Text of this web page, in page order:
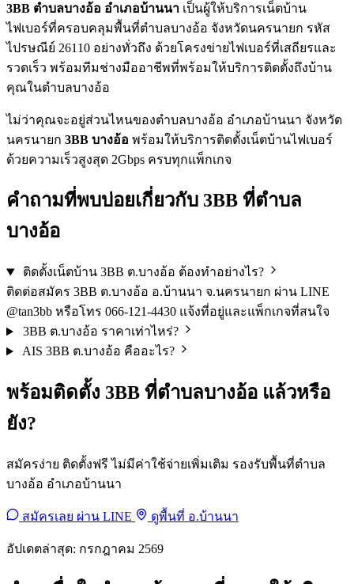
3BB ตำบลบางอ้อ อำเภอบ้านนา เป็นผู้ให้บริการเน็ตบ้าน
ไฟเบอร์ที่ครอบคลุมพื้นที่ตำบลบางอ้อ จังหวัดนครนายก รหัส
ไปรษณีย์ 26110 อย่างทั่วถึง ด้วยโครงข่ายไฟเบอร์ที่เสถียรและ
รวดเร็ว พร้อมทีมช่างมืออาชีพที่พร้อมให้บริการติดตั้งถึงบ้าน
คุณในตำบลบางอ้อ
ไม่ว่าคุณจะอยู่ส่วนไหนของตำบลบางอ้อ อำเภอบ้านนา จังหวัด
นครนายก 3BB บางอ้อ พร้อมให้บริการติดตั้งเน็ตบ้านไฟเบอร์
ด้วยความเร็วสูงสุด 2Gbps ครบทุกแพ็กเกจ
คำถามที่พบบ่อยเกี่ยวกับ 3BB ที่ตำบล
บางอ้อ
ติดตั้งเน็ตบ้าน 3BB ต.บางอ้อ ต้องทำอย่างไร?
ติดต่อสมัคร 3BB ต.บางอ้อ อ.บ้านนา จ.นครนายก ผ่าน LINE
@tan3bb หรือโทร 066-121-4430 แจ้งที่อยู่และแพ็กเกจที่สนใจ
3BB ต.บางอ้อ ราคาเท่าไหร่?
AIS 3BB ต.บางอ้อ คืออะไร?
พร้อมติดตั้ง 3BB ที่ตำบลบางอ้อ แล้วหรือ
ยัง?
สมัครง่าย ติดตั้งฟรี ไม่มีค่าใช้จ่ายเพิ่มเติม รองรับพื้นที่ตำบล
บางอ้อ อำเภอบ้านนา
สมัครเลย ผ่าน LINE ดูพื้นที่ อ.บ้านนา
อัปเดตล่าสุด: กรกฎาคม 2569